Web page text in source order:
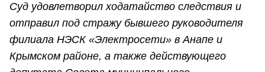
Суд удовлетворил ходатайство следствия и
отправил под стражу бывшего руководителя
филиала НЭСК «Электросети» в Анапе и
Крымском районе, а также действующего